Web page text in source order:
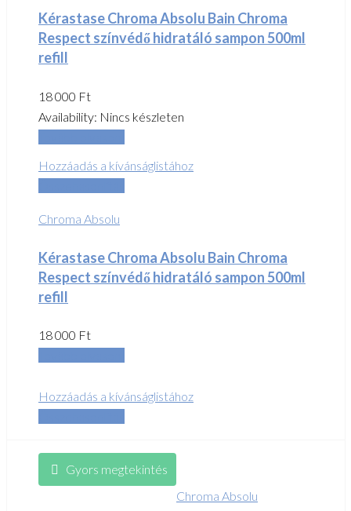
Kérastase Chroma Absolu Bain Chroma
Respect színvédő hidratáló sampon 500ml
refill
18 000 Ft
Availability: Nincs készleten
Hozzáadás a kívánságlistához
Chroma Absolu
Kérastase Chroma Absolu Bain Chroma
Respect színvédő hidratáló sampon 500ml
refill
18 000 Ft
Hozzáadás a kívánságlistához
Gyors megtekintés
Chroma Absolu